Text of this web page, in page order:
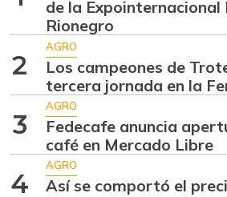
Ajo
07/25/2026
Ají dulce
01/17/2015
Ají topito dulce
07/25/2026
Alas de pollo sin
de la Expointernacional
Rionegro
2
AGRO
Los campeones de
tercera jornada en la
3
AGRO
Fedecafe anuncia
café en Mercado Libre
4
AGRO
Así se comportó el